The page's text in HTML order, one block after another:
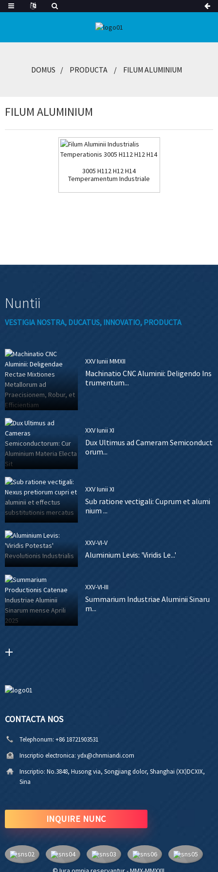
DOMUS PRODUCTA FILUM ALUMINIUM
FILUM ALUMINIUM
3005 H112 H12 H14
Temperamentum Industriale
Nuntii
VESTIGIA NOSTRA, DUCATUS, INNOVATIO, PRODUCTA
XXV Iunii MMXII
Machinatio CNC Aluminii: Deligendo Ins
trumentum...
XXV Iunii XI
Dux Ultimus ad Cameram Semiconduct
orum...
XXV Iunii XI
Sub ratione vectigali: Cuprum et alumi
nium ...
XXV-VI-V
Aluminium Levis: 'Viridis Le...'
XXV-VI-III
Summarium Industriae Aluminii Sinaru
m...
CONTACTA NOS
Telephonum: +86 18721903531
Inscriptio electronica: ydx@chnmiandi.com
Inscriptio: No.3848, Husong via, Songjiang dolor, Shanghai (XX)DCXIX,
Sina
INQUIRE NUNC